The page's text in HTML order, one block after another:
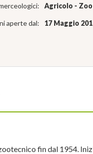
Agricolo -
aperte dal: 17 Maggio
fin dal 1954.